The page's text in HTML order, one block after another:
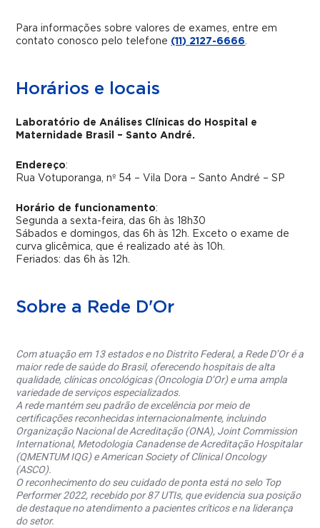
Para informações sobre valores de exames, entre em
contato conosco pelo telefone (11) 2127-6666.
Horários e locais
Laboratório de Análises Clínicas do Hospital e
Maternidade Brasil – Santo André.
Endereço:
Rua Votuporanga, nº 54 – Vila Dora – Santo André – SP
Horário de funcionamento:
Segunda a sexta-feira, das 6h às 18h30
Sábados e domingos, das 6h às 12h. Exceto o exame de
curva glicêmica, que é realizado até às 10h.
Feriados: das 6h às 12h.
Sobre a Rede D'Or
Com atuação em 13 estados e no Distrito Federal, a Rede D’Or é a
maior rede de saúde do Brasil, oferecendo hospitais de alta
qualidade, clínicas oncológicas (Oncologia D’Or) e uma ampla
variedade de serviços especializados.
A rede mantém seu padrão de excelência por meio de
certificações reconhecidas internacionalmente, incluindo
Organização Nacional de Acreditação (ONA), Joint Commission
International, Metodologia Canadense de Acreditação Hospitalar
(QMENTUM IQG) e American Society of Clinical Oncology
(ASCO).
O reconhecimento do seu cuidado de ponta está no selo Top
Performer 2022, recebido por 87 UTIs, que evidencia sua posição
de destaque no atendimento a pacientes críticos e na liderança
do setor.